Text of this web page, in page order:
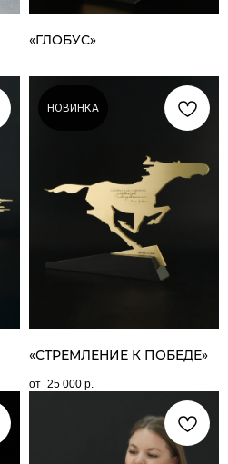
«ГЛОБУС»
НОВИНКА
«СТРЕМЛЕНИЕ К ПОБЕДЕ»
25 000 р.